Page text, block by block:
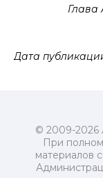
Глава
Дата
© 2009-2026
При
материалов